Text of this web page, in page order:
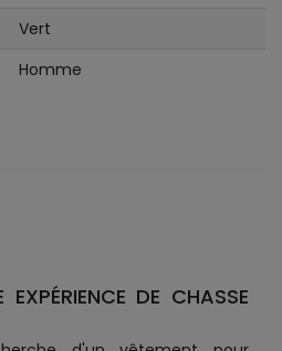
Vert
Homme
DE CHASSE